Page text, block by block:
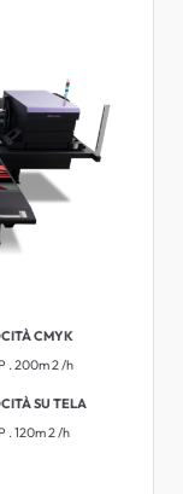
CMYK
. 200m 2 /h
SU TELA
. 120m 2 /h